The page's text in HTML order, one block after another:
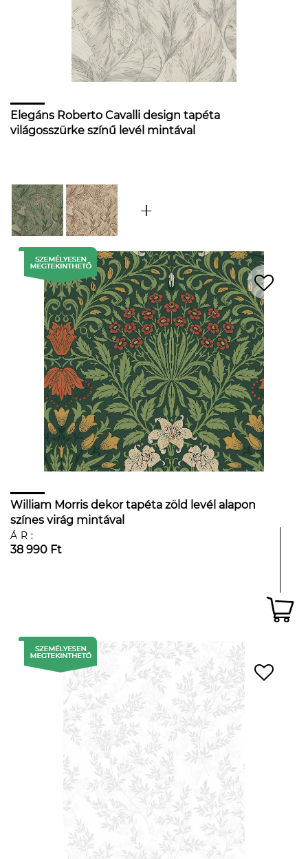
Elegáns Roberto Cavalli design tapéta
világosszürke színű levél mintával
William Morris dekor tapéta zöld levél alapon
színes virág mintával
ÁR:
38 990 Ft